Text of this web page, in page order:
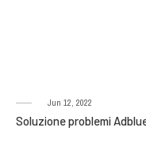
Jun 12, 2022
Soluzione problemi